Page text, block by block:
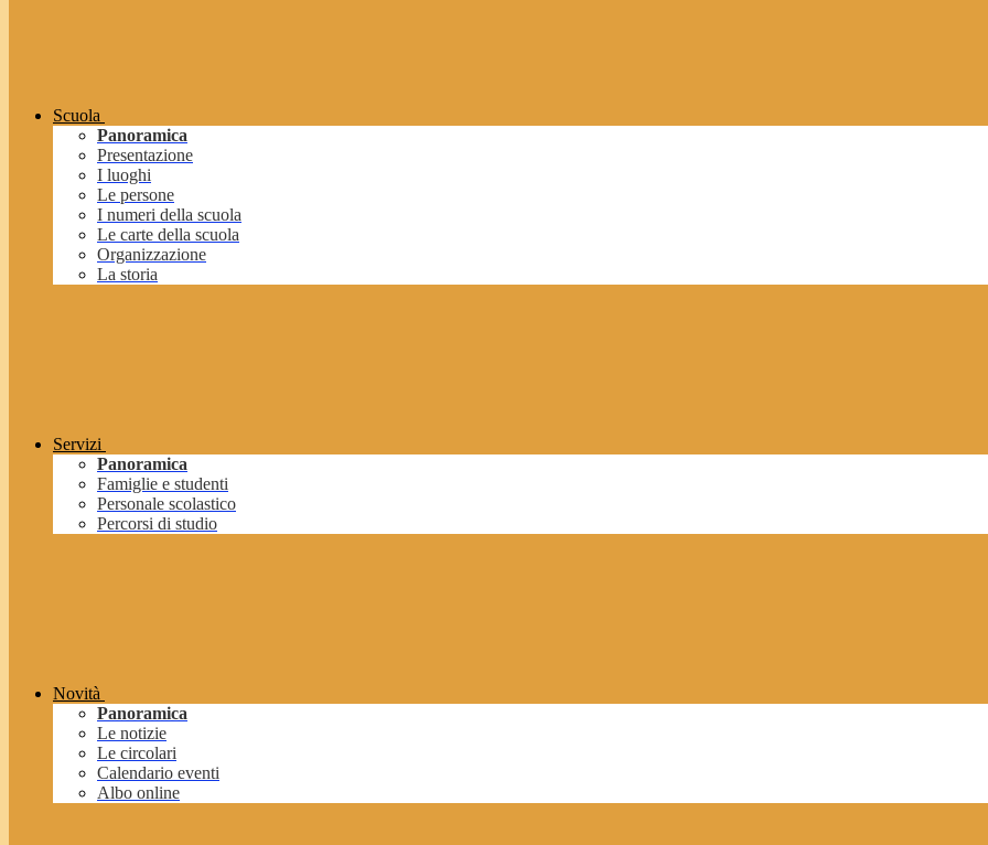
Scuola
Panoramica
Presentazione
I luoghi
Le persone
I numeri della scuola
Le carte della scuola
Organizzazione
La storia
Servizi
Panoramica
Famiglie e studenti
Personale scolastico
Percorsi di studio
Novità
Panoramica
Le notizie
Le circolari
Calendario eventi
Albo online